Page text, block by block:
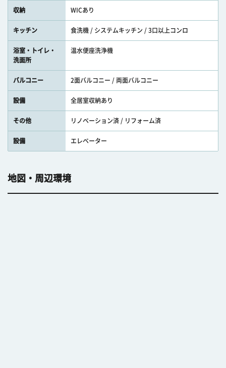
収納 WICあり
キッチン 食洗機 / システムキッチン / 3口以上コンロ
浴室・トイレ・
洗面所
温水便座洗浄機
バルコニー 2面バルコニー / 両面バルコニー
設備 全居室収納あり
その他 リノベーション済 / リフォーム済
設備 エレベーター
地図・周辺環境